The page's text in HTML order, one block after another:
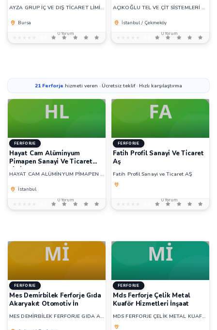
AYZA GRUP İÇ VE DIŞ TİCARET LİMİTED ŞİRKETİ
Bursa
★★★★★
★★★★★
0 Yorum
AÇIKOĞLU TEL VE ÇİT SİSTEMLERİ KADİR AÇIK
İstanbul / Çekmeköy
★★★★★
★★★★★
0 Yorum
21 Ferforje hizmeti veren · Ücretsiz teklif · Hızlı karşılaştırma
FERFORJE
Hayat Cam Alümi̇nyum
Pi̇mapen Sanayi̇ Ve Ti̇caret
Li̇mi̇
HAYAT CAM ALÜMİNYUM PİMAPEN SANAYİ VE TİCARET LİMİ
İstanbul
★★★★★
★★★★★
0 Yorum
FERFORJE
Fati̇h Profi̇l Sanayi̇ Ve Ti̇caret
Aş
Fatih Profil Sanayi ve Ticaret AŞ
★★★★★
★★★★★
0 Yorum
FERFORJE
Mes Demi̇rbi̇lek Ferforje Gıda
Akaryakıt Otomoti̇v İn
MES DEMİRBİLEK FERFORJE GIDA AKARYAKIT OTOMOTİV İN
FERFORJE
Mds Ferforje Çeli̇k Metal
Kuaför Hi̇zmetleri̇ İnşaat
MDS FERFORJE ÇELİK METAL KUAFÖR HİZMETLERİ İNŞAAT